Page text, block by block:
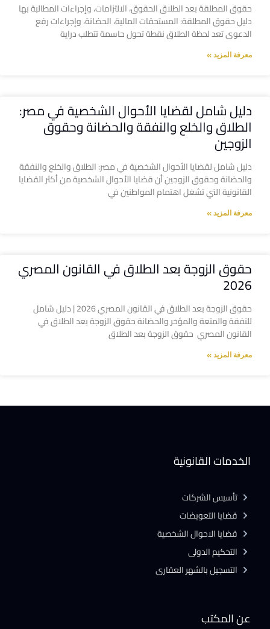
حقوق المطلقة بعد الطلاق الحقوق، الالتزامات، وإجراءات المطالبة بها
دليل حقوق المطلقة: المستحقات المالية، الحضانة، وإجراءات رفع
الدعوى تعد لحظة الطلاق نقطة تحول حاسمة تتطلب دراية
معرفة المزيد »
دليل شامل لقضايا الأحوال الشخصية في مصر:
الطلاق والخلع والنفقة والحضانة وحقوق
الزوجين
دليل شامل لقضايا الأحوال الشخصية في مصر: الطلاق والخلع والنفقة
والحضانة وحقوق الزوجين أن قضايا الأحوال الشخصية من أكثر القضايا
القانونية التي تشغل اهتمام المواطنين في
معرفة المزيد »
حقوق الزوجة بعد الطلاق في القانون المصري
2026
حقوق الزوجة بعد الطلاق في القانون المصري 2026 | دليل شامل
للنفقة والمتعة والمؤخر والحضانة حقوق الزوجة بعد الطلاق في
القانون المصري حقوق الزوجة بعد الطلاق
معرفة المزيد »
عن المكتب
الخدمات القانونية
تأسيس الشركات
قضايا التعويضات
قضايا الاحوال الشخصية
التحكيم الدولى
التسجيل بالشهر العقارى